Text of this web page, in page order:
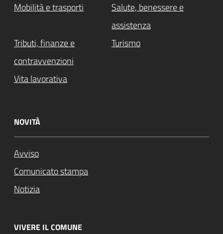
Mobilità e trasporti
Salute, benessere e
assistenza
Tributi, finanze e
contravvenzioni
Turismo
Vita lavorativa
NOVITÀ
Avviso
Comunicato stampa
Notizia
VIVERE IL COMUNE